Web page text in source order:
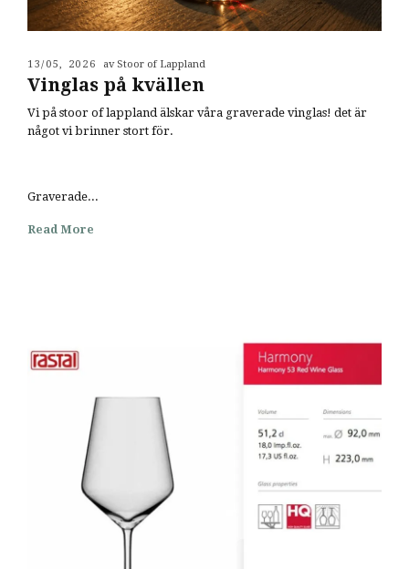
13/05, 2026 av Stoor of Lappland
Vinglas på kvällen
Vi på stoor of lappland älskar våra graverade vinglas! det är
något vi brinner stort för.
Graverade...
Read More